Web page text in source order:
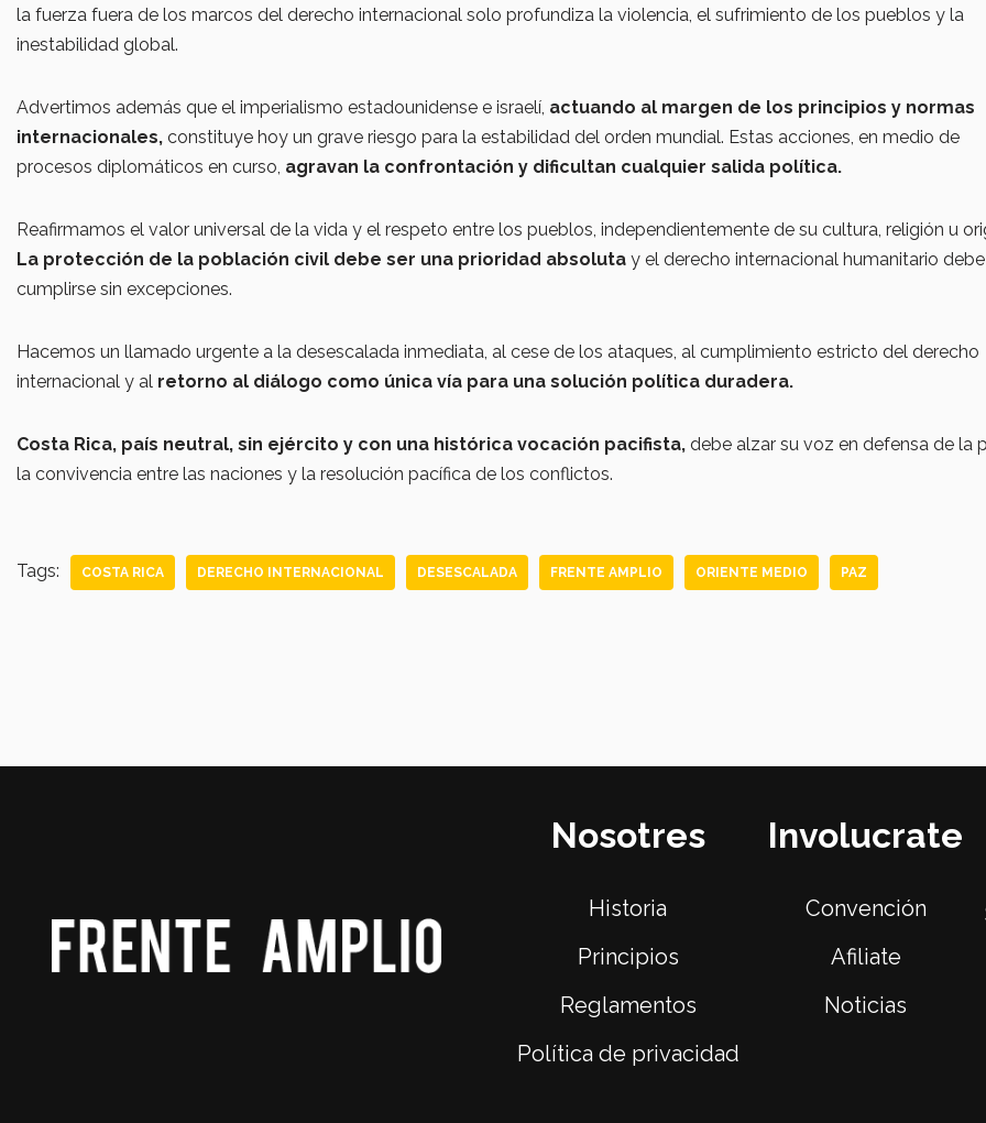
la fuerza fuera de los marcos del derecho internacional solo profundiza la violencia, el sufrimiento de los pueblos y la
inestabilidad global.
Advertimos además que el imperialismo estadounidense e israelí, actuando al margen de los principios y normas
internacionales, constituye hoy un grave riesgo para la estabilidad del orden mundial. Estas acciones, en medio de
procesos diplomáticos en curso, agravan la confrontación y dificultan cualquier salida política.
Reafirmamos el valor universal de la vida y el respeto entre los pueblos, independientemente de su cultura, religión u
La protección de la población civil debe ser una prioridad absoluta y el derecho internacional humanitario debe
cumplirse sin excepciones.
Hacemos un llamado urgente a la desescalada inmediata, al cese de los ataques, al cumplimiento estricto del derecho
internacional y al retorno al diálogo como única vía para una solución política duradera.
Costa Rica, país neutral, sin ejército y con una histórica vocación pacifista, debe alzar su voz en defensa de la
la convivencia entre las naciones y la resolución pacífica de los conflictos.
Tags: COSTA RICA DERECHO INTERNACIONAL DESESCALADA FRENTE AMPLIO ORIENTE MEDIO PAZ
Nosotres
Historia
Principios
Reglamentos
Política de privacidad
Involucrate
Convención
Afiliate
Noticias